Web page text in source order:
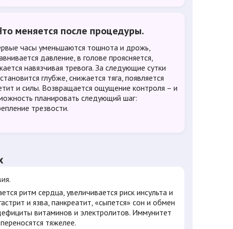
меняется после процедуры.
часы уменьшаются тошнота и дрожь,
давление, в голове проясняется,
навязчивая тревога. За следующие сутки
глубже, снижается тяга, появляется
и силы. Возвращается ощущение контроля – и
планировать следующий шаг:
трезвости.
ритм сердца, увеличивается риск инсульта и
и язва, панкреатит, «сыпется» сон и обмен
витаминов и электролитов. Иммунитет
тяжелее.